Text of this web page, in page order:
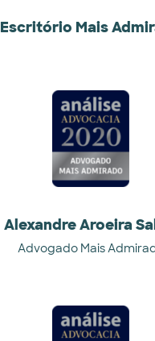
Escritório Mais
Alexandre Aroeira
Advogado Mais